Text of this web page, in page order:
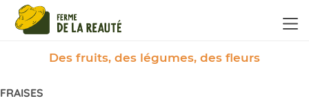
Des fruits, des légumes, des fleurs
FRAISES
Panneau de gestion des cookies